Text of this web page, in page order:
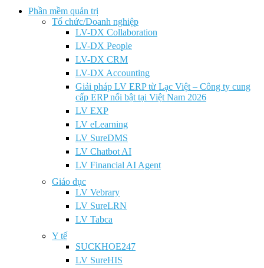
Phần mềm quản trị
Tổ chức/Doanh nghiệp
LV-DX Collaboration
LV-DX People
LV-DX CRM
LV-DX Accounting
Giải pháp LV ERP từ Lạc Việt – Công ty cung
cấp ERP nổi bật tại Việt Nam 2026
LV EXP
LV eLearning
LV SureDMS
LV Chatbot AI
LV Financial AI Agent
Giáo dục
LV Vebrary
LV SureLRN
LV Tabca
Y tế
SUCKHOE247
LV SureHIS